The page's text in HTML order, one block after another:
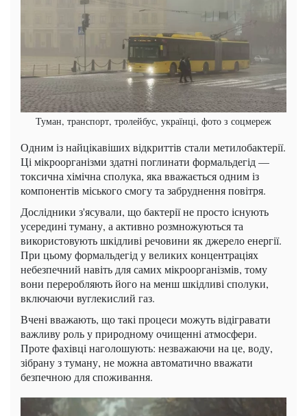
Туман, транспорт, тролейбус, українці, фото з соцмереж
Одним із найцікавіших відкриттів стали метилобактерії.
Ці мікроорганізми здатні поглинати формальдегід —
токсична хімічна сполука, яка вважається одним із
компонентів міського смогу та забруднення повітря.
Дослідники з'ясували, що бактерії не просто існують
усередині туману, а активно розмножуються та
використовують шкідливі речовини як джерело енергії.
При цьому формальдегід у великих концентраціях
небезпечний навіть для самих мікроорганізмів, тому
вони переробляють його на менш шкідливі сполуки,
включаючи вуглекислий газ.
Вчені вважають, що такі процеси можуть відігравати
важливу роль у природному очищенні атмосфери.
Проте фахівці наголошують: незважаючи на це, воду,
зібрану з туману, не можна автоматично вважати
безпечною для споживання.